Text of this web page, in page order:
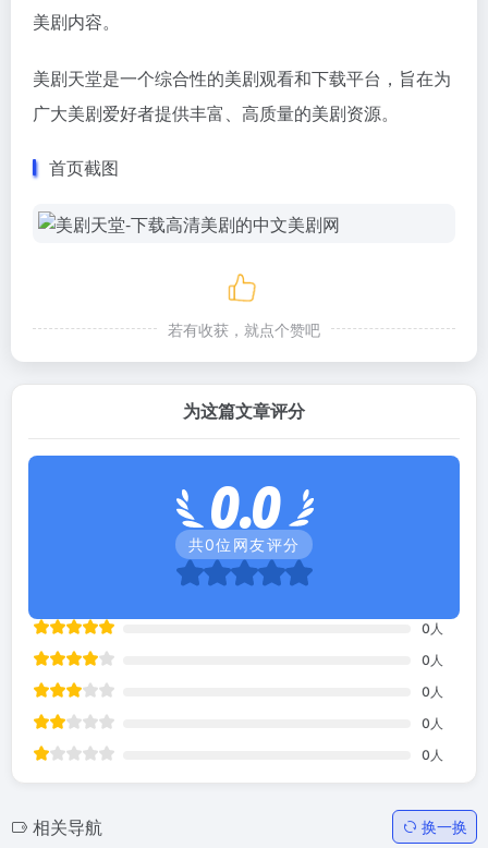
美剧内容。
美剧天堂是一个综合性的美剧观看和下载平台，旨在为
广大美剧爱好者提供丰富、高质量的美剧资源。
首页截图
若有收获，就点个赞吧
为这篇文章评分
0.0
共0位网友评分
0 人
0 人
0 人
0 人
0 人
相关导航 换一换